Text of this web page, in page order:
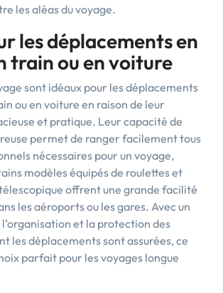
les aléas du voyage.
les déplacements en
train ou en voiture
sont idéaux pour les déplacements
ou en voiture en raison de leur
et pratique. Leur capacité de
permet de ranger facilement tous
nécessaires pour un voyage,
modèles équipés de roulettes et
offrent une grande facilité
les aéroports ou les gares. Avec un
et la protection des
les déplacements sont assurées, ce
parfait pour les voyages longue